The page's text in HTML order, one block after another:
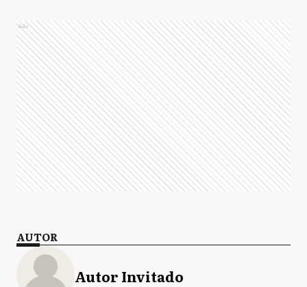
Ads
AUTOR
Autor Invitado